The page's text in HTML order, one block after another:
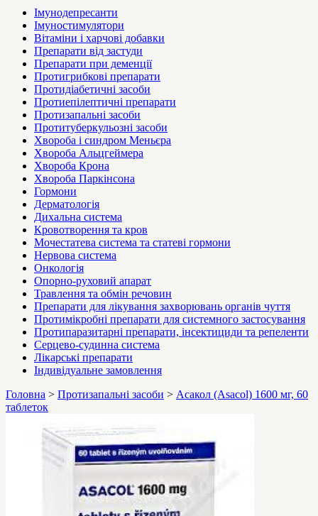
Імунодепресанти
Імуностимулятори
Вітаміни і харчові добавки
Препарати від застуди
Препарати при деменції
Протигрибкові препарати
Протидіабетичні засоби
Протиепілептичні препарати
Протизапальні засоби
Протитуберкульозні засоби
Хвороба і синдром Меньєра
Хвороба Альцгеймера
Хвороба Крона
Хвороба Паркінсона
Гормони
Дерматологія
Дихальна система
Кровотворення та кров
Мочестатева система та статеві гормони
Нервова система
Онкологія
Опорно-руховий апарат
Травлення та обмін речовин
Препарати для лікування захворювань органів чуття
Протимікробні препарати для системного застосування
Протипаразитарні препарати, інсектициди та репеленти
Серцево-судинна система
Лікарські препарати
Індивідуальне замовлення
Головна > Протизапальні засоби > Асакол (Asacol) 1600 мг, 60
таблеток